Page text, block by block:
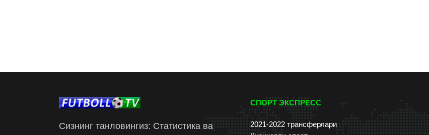
Сизнинг танловингиз: Статистика ва
СПОРТ ЭКСПРЕСС
2021-2022 трансферлари